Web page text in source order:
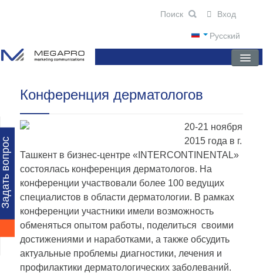
вопрос
Русский
Вход
ГЛАВНАЯ
О КОМПАНИИ
НАУЧНЫЕ ПУБЛИКАЦИИ
ПАРТНЕРЫ
Конференция дерматологов
20-21 ноября
2015 года в г.
Ташкент в бизнес-центре «INTERCONTINENTAL»
состоялась конференция дерматологов. На
конференции участвовали более 100 ведущих
специалистов в области дерматологии. В рамках
конференции участники имели возможность
обменяться опытом работы, поделиться своими
достижениями и наработками, а также обсудить
актуальные проблемы диагностики, лечения и
профилактики дерматологических заболеваний.